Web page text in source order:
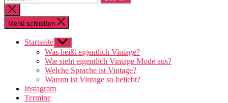
nach:
Suche
schließen
Menü schließen
Startseite Untermenü
anzeigen
Was heißt eigentlich Vintage?
Wie sieht eigentlich Vintage Mode aus?
Welche Sprache ist Vintage?
Warum ist Vintage so beliebt?
Instagram
Termine